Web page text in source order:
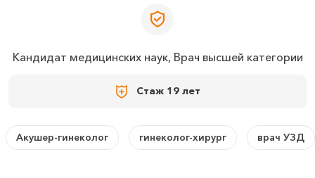
Кандидат медицинских наук, Врач высшей категории
Стаж 19 лет
Акушер-гинеколог гинеколог-хирург врач УЗД